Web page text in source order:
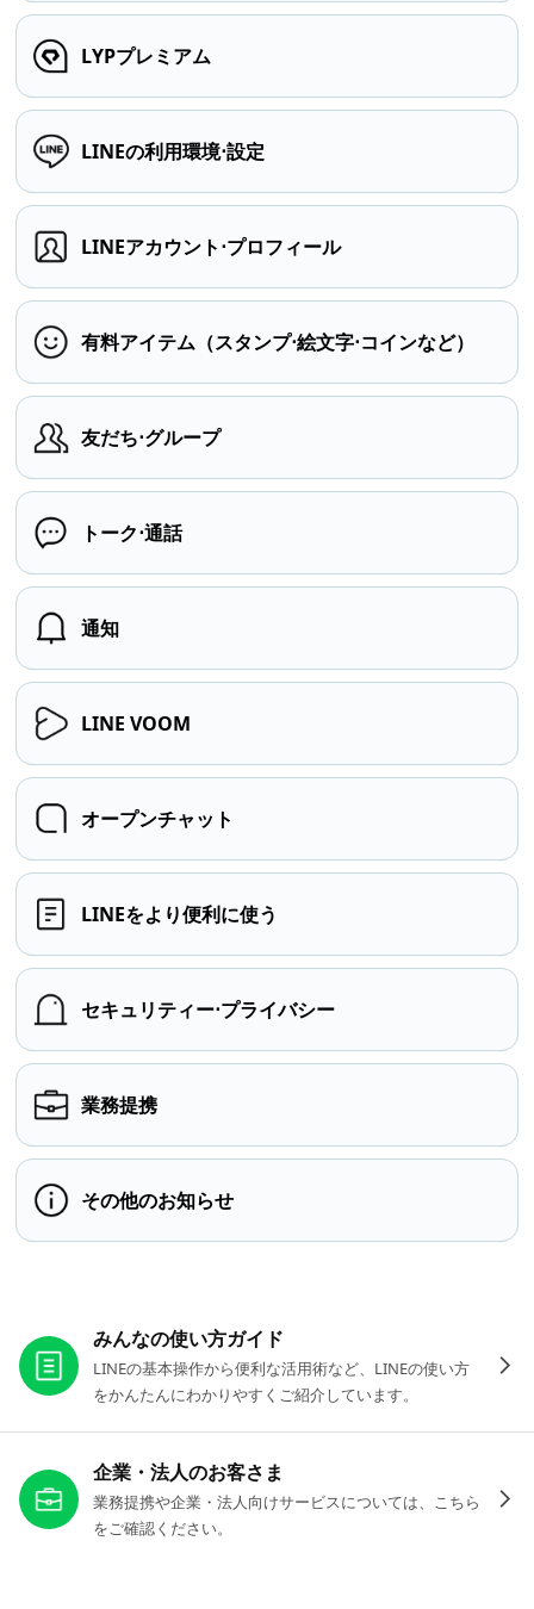
LYPプレミアム
LINEの利用環境⋅設定
LINEアカウント⋅プロフィール
有料アイテム（スタンプ⋅絵文字⋅コインなど）
友だち⋅グループ
トーク⋅通話
通知
LINE VOOM
オープンチャット
LINEをより便利に使う
セキュリティー⋅プライバシー
業務提携
その他のお知らせ
みんなの使い方ガイド
LINEの基本操作から便利な活用術など、LINEの使い方
をかんたんにわかりやすくご紹介しています。
企業・法人のお客さま
業務提携や企業・法人向けサービスについては、こちら
をご確認ください。